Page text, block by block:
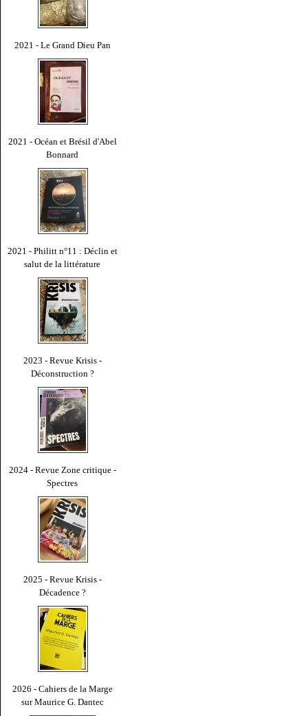
2021 - Le Grand Dieu Pan
2021 - Océan et Brésil d'Abel
Bonnard
2021 - Philitt n°11 : Déclin et
salut de la littérature
2023 - Revue Krisis -
Déconstruction ?
2024 - Revue Zone critique -
Spectres
2025 - Revue Krisis -
Décadence ?
2026 - Cahiers de la Marge
sur Maurice G. Dantec